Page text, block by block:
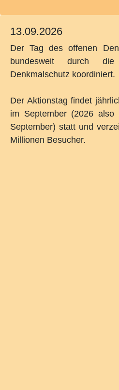
13.09.2026
Der Tag des offenen
bundesweit durch
Denkmalschutz koordiniert.
Der Aktionstag findet
im September (2026
September) statt und
Millionen Besucher.